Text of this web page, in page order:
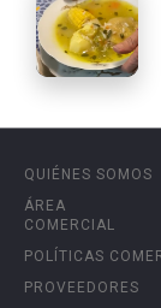
QUIÉNES SOMOS
ÁREA
COMERCIAL
POLÍTICAS
PROVEEDORES